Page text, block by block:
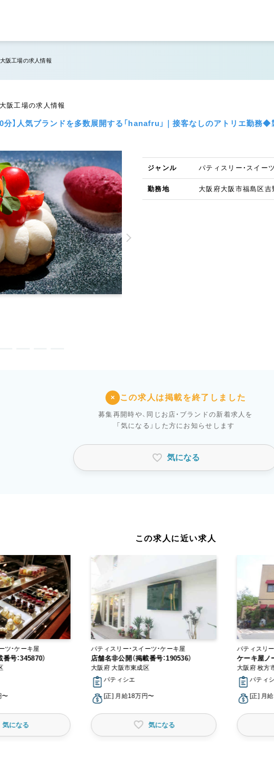
阪工場の求人情報
阪工場の求人情報
分】人気ブランドを多数展開する「hanafru」｜接客なしのアトリエ勤
ジャンル パティスリー・スイー
勤務地 大阪府大阪市福島区
× この求人は掲載を終了しました
募集再開時や、同じお店・ブランドの新着求人を
「気になる」した方にお知らせします
気になる
この求人に近い求人
ツ・ケーキ屋
号：345870）
〜
気になる
パティスリー・スイーツ・ケーキ屋
店舗名非公開（掲載番号：190536）
大阪府 大阪市東成区
パティシエ
[正] 月給18万円〜
気になる
パティスリ
ケーキ屋ノ
大阪府 枚方
パティ
[正] 月